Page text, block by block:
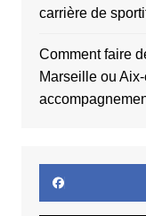
carrière de
Comment faire
Marseille ou